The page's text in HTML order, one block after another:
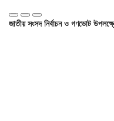
জাতীয় সংসদ নির্বাচন ও গণভোট